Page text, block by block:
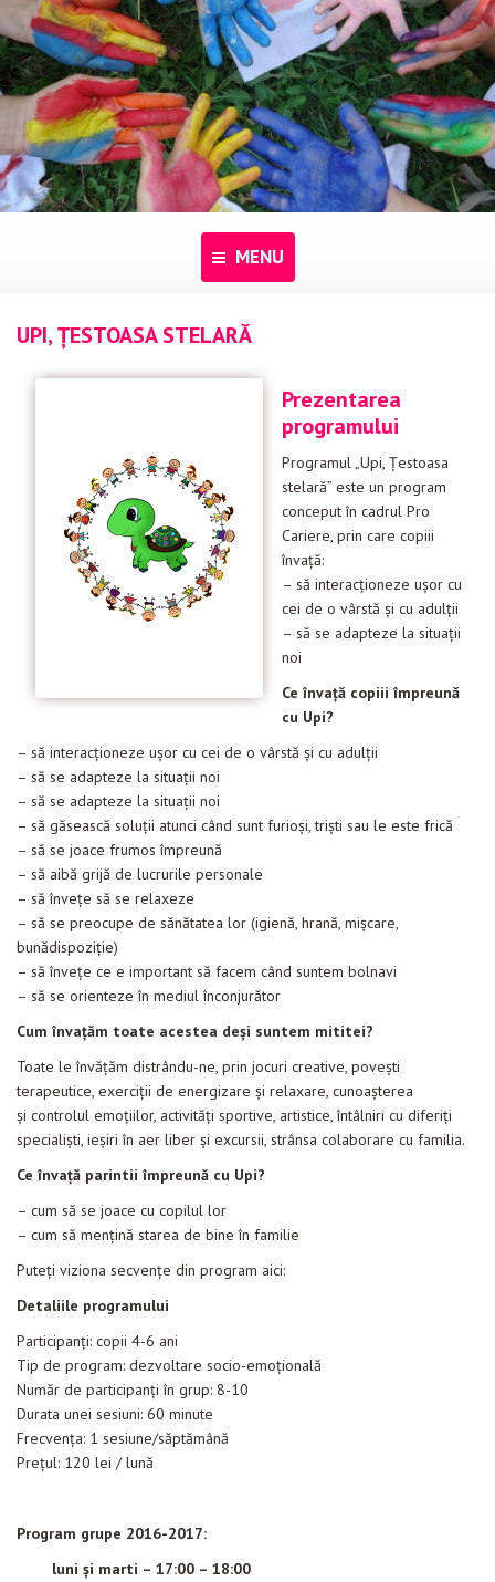
MENU
Acasă
Despre noi
Pentru dascăli
Evenimente
Materiale educaționale
Blog
Contact
UPI, ŢESTOASA STELARĂ
Prezentarea
programului
Programul „Upi, Ţestoasa
stelară” este un program
conceput în cadrul Pro
Cariere, prin care copiii
învaţă:
– să interacţioneze uşor cu
cei de o vârstă şi cu adulţii
– să se adapteze la situaţii
noi
Ce învață copiii împreună
cu Upi?
– să interacţioneze uşor cu cei de o vârstă şi cu adulţii
– să se adapteze la situaţii noi
– să se adapteze la situaţii noi
– să găsească soluţii atunci când sunt furioşi, trişti sau le este frică
– să se joace frumos împreună
– să aibă grijă de lucrurile personale
– să înveţe să se relaxeze
– să se preocupe de sănătatea lor (igienă, hrană, mişcare,
bunădispoziţie)
– să înveţe ce e important să facem când suntem bolnavi
– să se orienteze în mediul înconjurător
Cum învațăm toate acestea deși suntem mititei?
Toate le învățăm distrându-ne, prin jocuri creative, poveşti
terapeutice, exerciţii de energizare şi relaxare, cunoaşterea
şi controlul emoţiilor, activităţi sportive, artistice, întâlniri cu diferiţi
specialişti, ieşiri în aer liber şi excursii, strânsa colaborare cu familia.
Ce învață parintii împreună cu Upi?
– cum să se joace cu copilul lor
– cum să menţină starea de bine în familie
Puteţi viziona secvenţe din program aici:
Detaliile programului
Participanţi: copii 4-6 ani
Tip de program: dezvoltare socio-emoțională
Număr de participanţi în grup: 8-10
Durata unei sesiuni: 60 minute
Frecvenţa: 1 sesiune/săptămână
Prețul: 120 lei / lună
Program grupe 2016-2017:
luni și marti – 17:00 – 18:00